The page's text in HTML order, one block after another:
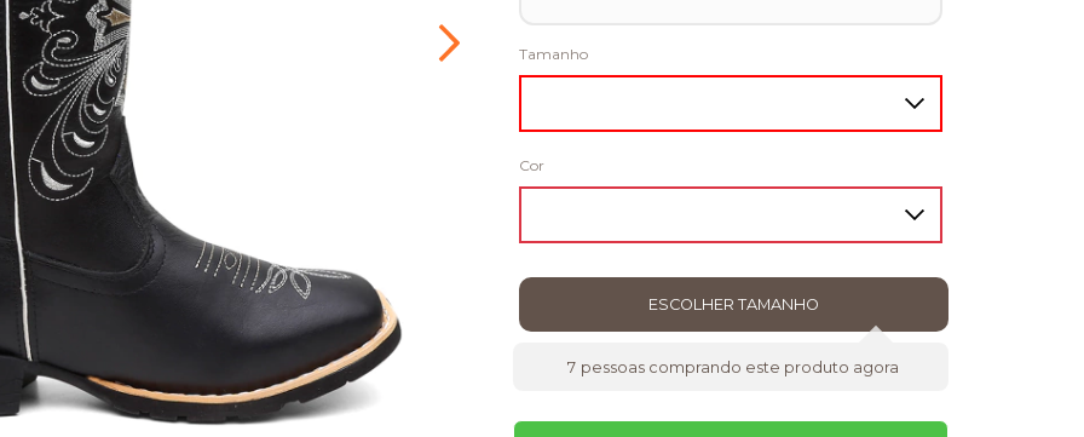
Tamanho
Cor
7 pessoas comprando este produto agora